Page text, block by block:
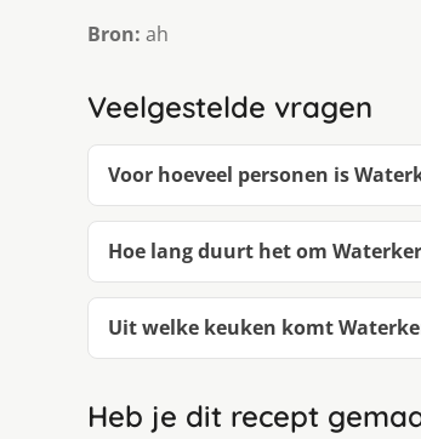
Bron: ah
Veelgestelde vragen
Voor hoeveel personen is
Hoe lang duurt het om
Uit welke keuken komt
Heb je dit recept